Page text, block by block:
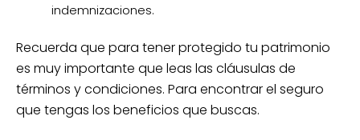
indemnizaciones.
Recuerda que para tener protegido tu patrimonio
es muy importante que leas las cláusulas de
términos y condiciones. Para encontrar el seguro
que tengas los beneficios que buscas.